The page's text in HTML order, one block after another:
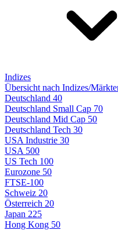
Indizes
Übersicht nach Indizes/
Deutschland 40
Deutschland Small Cap 70
Deutschland Mid Cap 50
Deutschland Tech 30
USA Industrie 30
USA 500
US Tech 100
Eurozone 50
FTSE-100
Schweiz 20
Österreich 20
Japan 225
Hong Kong 50